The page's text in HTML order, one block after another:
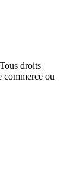
droits
commerce ou